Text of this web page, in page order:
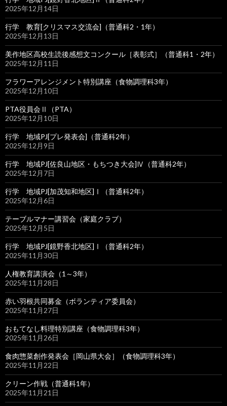
2025年12月14日
行学 教育[クリスマス交流会]（普通科2・1年）
2025年12月13日
美作地区高校生読後感想文コンクール［表彰式］（普通科1・2年）
2025年12月11日
フラワーアレンジメント特別講座（食物調理科3年）
2025年12月10日
PTA役員会Ⅱ（PTA）
2025年12月10日
行学 地域PJ[プレ発表会]（普通科2年）
2025年12月9日
行学 地域PJ[佐良山地区・もちつき大会]Ⅳ（普通科2年）
2025年12月7日
行学 地域PJ[加茂知和地区]Ⅰ（普通科2年）
2025年12月6日
テーブルマナー講習会（家庭クラブ）
2025年12月5日
行学 地域PJ[鏡野香北地区]Ⅰ（普通科2年）
2025年11月30日
人権教育講演会（1～3年）
2025年11月28日
赤い羽根共同募金（ボランティア委員会）
2025年11月27日
おもてなし料理特別講座（食物調理科3年）
2025年11月26日
食肉惣菜創作発表会［岡山県大会］（食物調理科3年）
2025年11月22日
クリーン作戦（普通科1年）
2025年11月21日